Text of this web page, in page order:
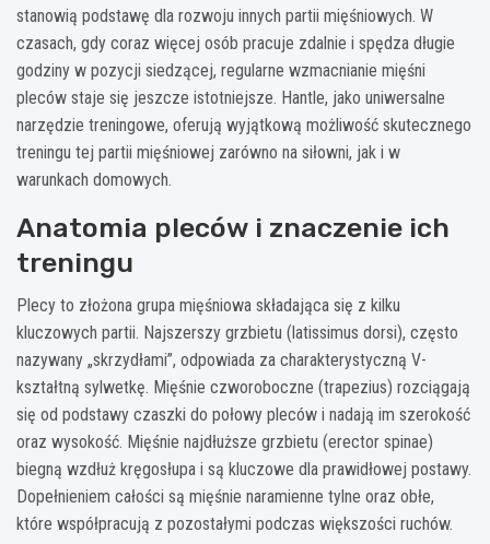
stanowią podstawę dla rozwoju innych partii mięśniowych. W
czasach, gdy coraz więcej osób pracuje zdalnie i spędza długie
godziny w pozycji siedzącej, regularne wzmacnianie mięśni
pleców staje się jeszcze istotniejsze. Hantle, jako uniwersalne
narzędzie treningowe, oferują wyjątkową możliwość skutecznego
treningu tej partii mięśniowej zarówno na siłowni, jak i w
warunkach domowych.
Anatomia pleców i znaczenie ich
treningu
Plecy to złożona grupa mięśniowa składająca się z kilku
kluczowych partii. Najszerszy grzbietu (latissimus dorsi), często
nazywany „skrzydłami”, odpowiada za charakterystyczną V-
kształtną sylwetkę. Mięśnie czworoboczne (trapezius) rozciągają
się od podstawy czaszki do połowy pleców i nadają im szerokość
oraz wysokość. Mięśnie najdłuższe grzbietu (erector spinae)
biegną wzdłuż kręgosłupa i są kluczowe dla prawidłowej postawy.
Dopełnieniem całości są mięśnie naramienne tylne oraz obłe,
które współpracują z pozostałymi podczas większości ruchów.